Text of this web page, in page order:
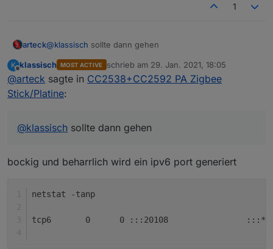
1
arteck@klassisch sollte dann gehen
K
Offline
klassisch MOST ACTIVE schrieb am 29. Jan. 2021, 18:05
zuletzt editiert von
@arteck sagte in CC2538+CC2592 PA Zigbee
Stick/Platine:
@klassisch sollte dann gehen
bockig und beharrlich wird ein ipv6 port generiert
netstat -tanp
tcp6       0      0 :::20108                :::*